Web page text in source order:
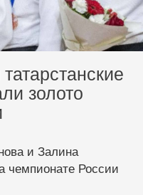
золото
и Залина
чемпионате России